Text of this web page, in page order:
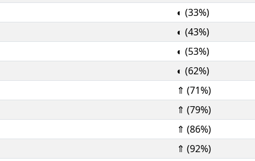
◐ (33%)
◐ (43%)
◐ (53%)
◐ (62%)
⇑ (71%)
⇑ (79%)
⇑ (86%)
⇑ (92%)